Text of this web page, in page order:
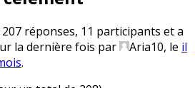
réponses, 11 participants et a
la dernière fois par
Aria10, le il
.